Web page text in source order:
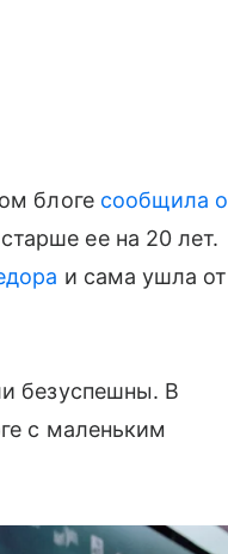
блоге сообщила о
ее на 20 лет.
и сама ушла от
безуспешны. В
с маленьким